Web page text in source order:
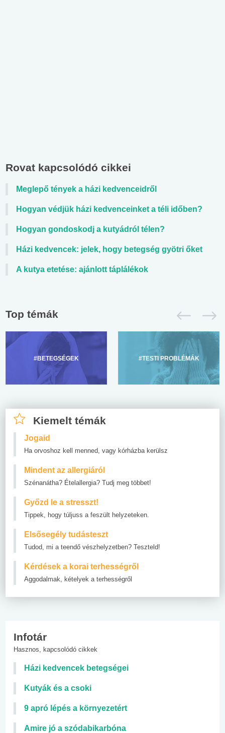
Rovat kapcsolódó cikkei
Meglepő tények a házi kedvenceidről
Hogyan védjük házi kedvenceinket a téli időben?
Hogyan gondoskodj a kutyádról télen?
Házi kedvencek: jelek, hogy betegség gyötri őket
A kutya etetése: ajánlott táplálékok
Top témák
#BETEGSÉGEK #TESTI PROBLÉMÁK
Kiemelt témák
Jogaid
Ha orvoshoz kell menned, vagy kórházba kerülsz
Mindent az allergiáról
Szénanátha? Ételallergia? Tudj meg többet!
Győzd le a stresszt!
Tippek, hogy túljuss a feszült helyzeteken.
Elsősegély tudásteszt
Tudod, mi a teendő vészhelyzetben? Teszteld!
Kérdések a korai terhességről
Aggodalmak, kételyek a terhességről
Infotár
Hasznos, kapcsolódó cikkek
Házi kedvencek betegségei
Kutyák és a csoki
9 apró lépés a környezetért
Amire jó a szódabikarbóna